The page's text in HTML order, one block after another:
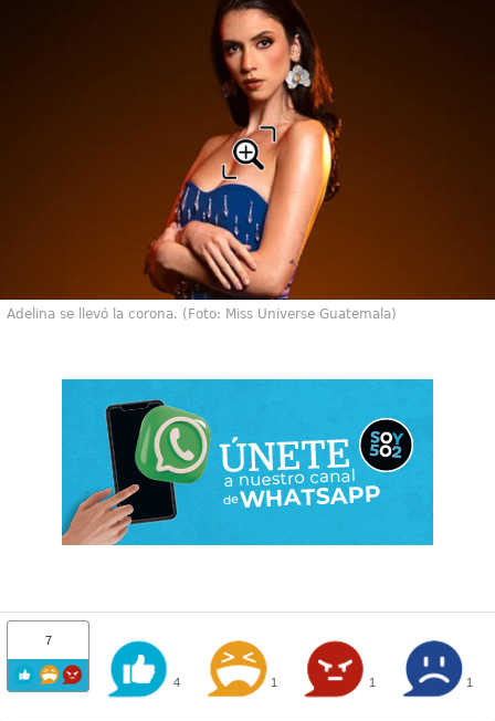
Adelina se llevó la corona. (Foto: Miss Universe Guatemala)
7
4 1 1 1